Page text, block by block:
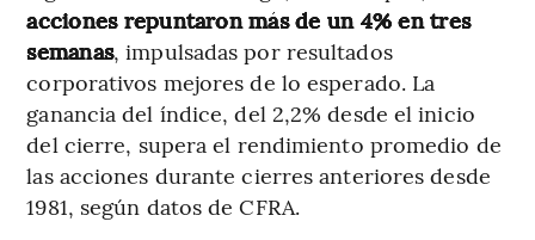
acciones repuntaron más de un 4% en tres
semanas, impulsadas por resultados
corporativos mejores de lo esperado. La
ganancia del índice, del 2,2% desde el inicio
del cierre, supera el rendimiento promedio de
las acciones durante cierres anteriores desde
1981, según datos de CFRA.